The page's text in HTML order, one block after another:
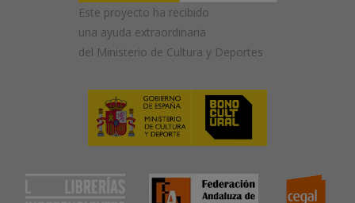
Este proyecto ha recibido
una ayuda extraordinaria
del Ministerio de Cultura y Deportes